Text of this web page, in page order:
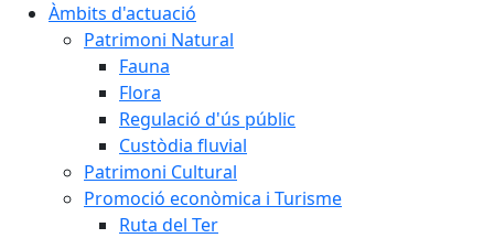
Àmbits d'actuació
Patrimoni Natural
Fauna
Flora
Regulació d'ús públic
Custòdia fluvial
Patrimoni Cultural
Promoció econòmica i Turisme
Ruta del Ter